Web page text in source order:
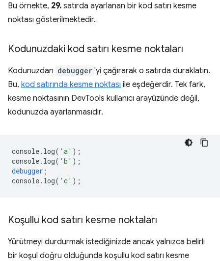
Bu örnekte, 29. satırda ayarlanan bir kod satırı kesme
noktası gösterilmektedir.
Kodunuzdaki kod satırı kesme noktaları
Kodunuzdan debugger 'yi çağırarak o satırda duraklatın.
Bu, kod satırında kesme noktası ile eşdeğerdir. Tek fark,
kesme noktasının DevTools kullanıcı arayüzünde değil,
kodunuzda ayarlanmasıdır.
console. log( 'a' );
console. log( 'b' );
debugger ;
console. log( 'c' );
Koşullu kod satırı kesme noktaları
Yürütmeyi durdurmak istediğinizde ancak yalnızca belirli
bir koşul doğru olduğunda koşullu kod satırı kesme